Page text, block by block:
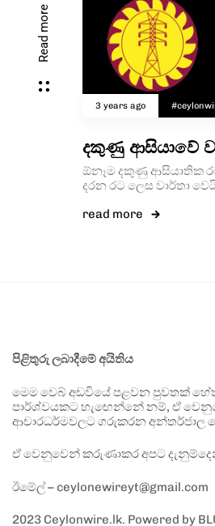
Read more
3 years ago
දකුණු ආසියාවේ
ඕනෑම දකුණු ආසියාතික
දරන රට ලෙස වාර්තා
read more
පිළිතුරු ලබාදීමේ අයිතිය
මෙම වෙබ් අඩවියේ පළවන පුවතක්
පාර්ශ්වයකට හැඟෙන්නේ නම්, ඒ
ආචාරධර්මවලට ගරුකරන අන්තර්ජාල
ඒ වෙනුවෙන් කරුණාකර අපට
ඊමේල් – ceylonewireyt@gmail.com
2023 Ceylonwire.lk. Powered by